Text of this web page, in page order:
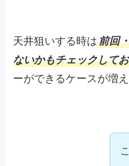
天井狙いする時は前回
ないかもチェックして
ーができるケースが増